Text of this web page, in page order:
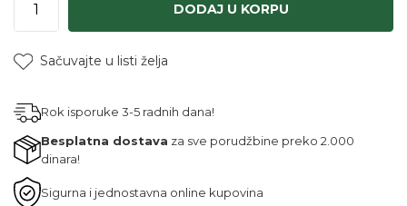
DODAJ U KORPU
Sačuvajte u listi želja
Rok isporuke 3-5 radnih dana!
Besplatna dostava za sve porudžbine preko 2.000
dinara!
Sigurna i jednostavna online kupovina